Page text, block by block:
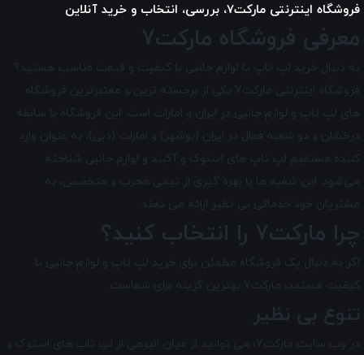
فروشگاه اینترنتی مارکت7، بررسی، انتخاب و خرید آنلاین
معرفی فروشگاه مارکت7
به دنبال خرید لپ تاپ یا لوازم جانبی با کیفیت و قیمت مناسب هستید؟
فروشگاه اینترنتی مارکت7 یکی از برجسته ترین و معتبرترین فروشگاه
های لپ تاپ و لوازم جانبی در ایران و امارات است. این فروشگاه با سابقه
درخشان و دو شعبه فعال در ایران (بوشهر) و امارات (دبی)، به عنوان وارد
کننده مستقیم لپ تاپ های استوک و آکبند و لوازم جانبی شناخته
می‌شود. این شعبه ها با بهره گیری از تیمی مجرب و متخصص، به
مشتریان خود خدماتی بی نظیر ارائه می دهند.
چرا مارکت7 را انتخاب کنید؟
اگر به دنبال یک فروشگاه مطمئن برای خرید لپ تاپ و لوازم جانبی با
کیفیت هستید، مارکت7 بهترین گزینه برای شماست.
تنوع بی نظیر
در وب سایت مارکت7، می توانید از میان انبوهی از لپ تاپ های استوک و